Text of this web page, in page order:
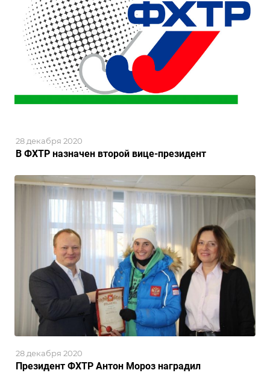
В ФХТР назначен второй вице-президент
28 декабря 2020
Президент ФХТР Антон Мороз наградил
28 декабря 2020